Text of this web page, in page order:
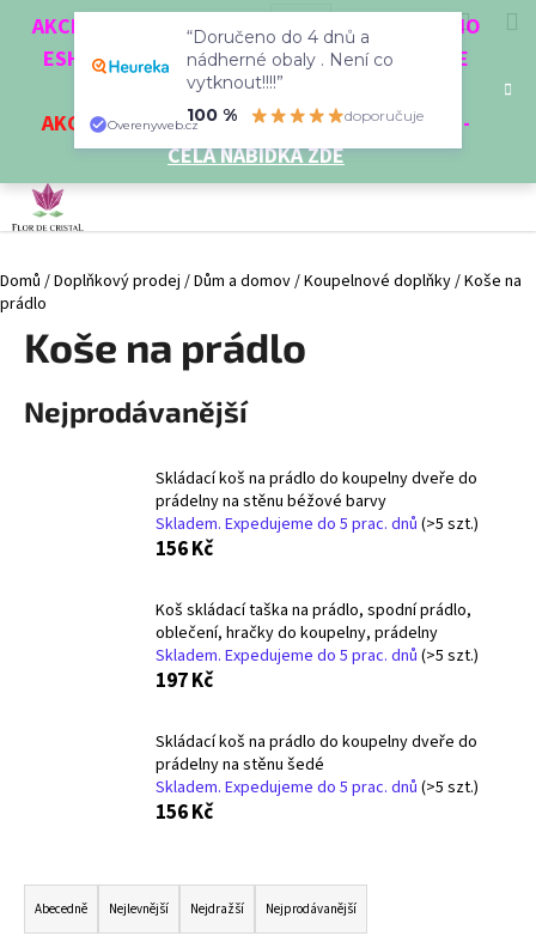
AKCE 3 + 1 ZDARMA. NAKUPTE 4 VĚCI Z NAŠEHO
ESHOPU A ČTVRTÝ NEJLEVNĚJŠÍ DOSTANETE
ZDARMA!
AKCENA VYBRANÉ VÝROBKY-SLEVA AŽ 35% -
CELÁ NABÍDKA ZDE
CZK HledatPřihlášení
Domů /Doplňkový prodej /Dům a domov/Koupelnové doplňky/Koše na
prádlo
Koše na prádlo
Nejprodávanější
Skládací koš na prádlo do koupelny dveře do
prádelny na stěnu béžové barvy
Skladem. Expedujeme do 5 prac. dnů (>5 szt.)
156 Kč
Koš skládací taška na prádlo, spodní prádlo,
oblečení, hračky do koupelny, prádelny
Skladem. Expedujeme do 5 prac. dnů (>5 szt.)
197 Kč
Skládací koš na prádlo do koupelny dveře do
prádelny na stěnu šedé
Skladem. Expedujeme do 5 prac. dnů (>5 szt.)
156 Kč
Ř
aAbecedně Nejlevnější Nejdražší Nejprodávanější
Zpět
Zpět
p
o
ř
e
b
j
HLEDAT
D
“Doručeno do 4 dnů a
nádherné obaly . Není co
vytknout!!!!”
100 %
doporučuje
Overenyweb.cz